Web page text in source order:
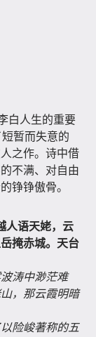
白人生的重要
暂而失意的
之作。诗中借
不满、对自由
铮铮傲骨。
人语天姥，云
掩赤城。天台
涛中渺茫难
，那云霞明暗
险峻著称的五